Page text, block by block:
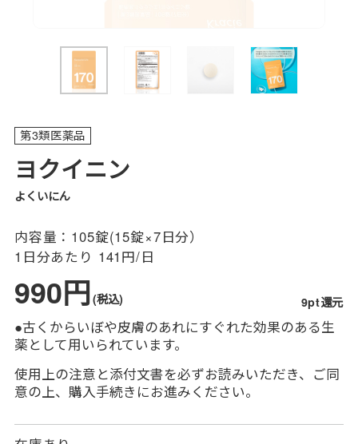
第3類医薬品
ヨクイニン
よくいにん
内容量： 105錠(15錠×7日分）
1日分あたり 141円/日
990円(税込) 9pt還元
●古くからいぼや皮膚のあれにすぐれた効果のある生
薬として用いられています。
使用上の注意と添付文書を必ずお読みいただき、ご同
意の上、購入手続きにお進みください。